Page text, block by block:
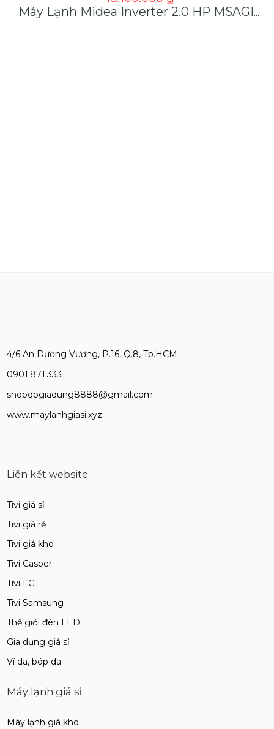
Máy Lạnh Midea Inverter 2.0 HP MSAGII-18CRDN8 | Máy Lạnh Giá Sỉ
4/6 An Dương Vương, P.16, Q.8, Tp.HCM
0901.871.333
shopdogiadung8888@gmail.com
www.maylanhgiasi.xyz
Liên kết website
Tivi giá sỉ
Tivi giá rẻ
Tivi giá kho
Tivi Casper
Tivi LG
Tivi Samsung
Thế giới đèn LED
Gia dụng giá sỉ
Ví da, bóp da
Máy lạnh giá sỉ
Máy lạnh giá kho